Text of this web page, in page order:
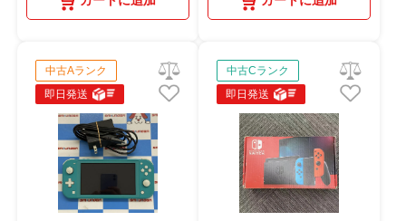
中古Aランク
即日発送
中古Cランク
即日発送